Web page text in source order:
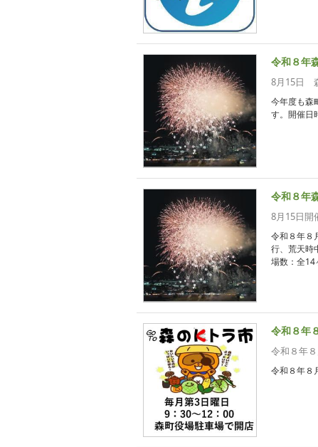
令和８年
8月15日
今年度も森
す。開催日
令和８年
8月15日開
令和８年８
行、荒天時
場数：全14
令和８年
令和８年
令和８年８